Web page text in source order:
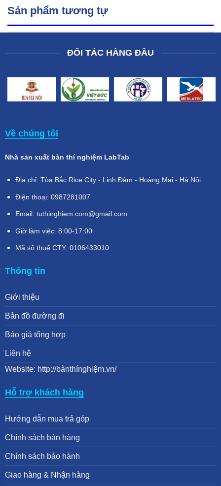
Sản phẩm tương tự
ĐỐI TÁC HÀNG ĐẦU
Về chúng tôi
Nhà sản xuất bàn thí nghiệm LabTab
Địa chỉ: Tòa Bắc Rice City - Linh Đàm - Hoàng Mai - Hà Nội
Điện thoại: 0987281007
Email: tuthinghiem.com@gmail.com
Giờ làm việc: 8:00-17:00
Mã số thuế CTY: 0106433010
Thông tin
Giới thiệu
Bản đồ đường đi
Báo giá tổng hợp
Liên hệ
Website: http://bànthínghiệm.vn/
Hỗ trợ khách hàng
Hướng dẫn mua trả góp
Chính sách bán hàng
Chính sách bảo hành
Giao hàng & Nhận hàng